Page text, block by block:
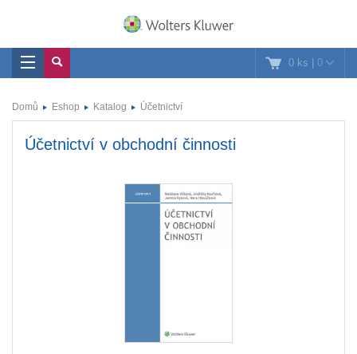
0 ks | 0
Domů Eshop Katalog Účetnictví
Účetnictví v obchodní činnosti